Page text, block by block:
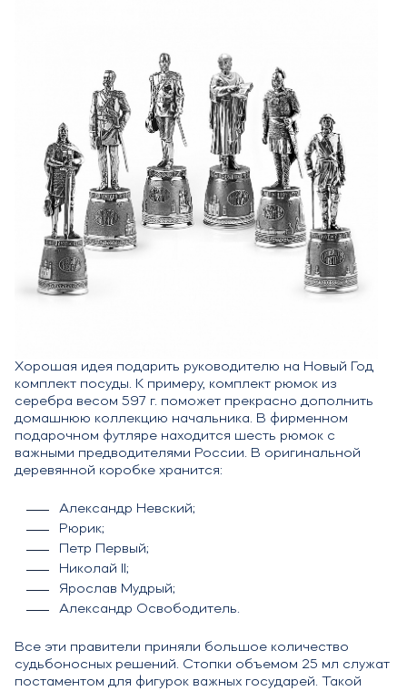
Хорошая идея подарить руководителю на Новый Год
комплект посуды. К примеру, комплект рюмок из
серебра весом 597 г. поможет прекрасно дополнить
домашнюю коллекцию начальника. В фирменном
подарочном футляре находится шесть рюмок с
важными предводителями России. В оригинальной
деревянной коробке хранится:
Александр Невский;
Рюрик;
Петр Первый;
Николай II;
Ярослав Мудрый;
Александр Освободитель.
Все эти правители приняли большое количество
судьбоносных решений. Стопки объемом 25 мл служат
постаментом для фигурок важных государей. Такой